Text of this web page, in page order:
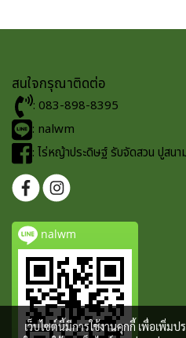
สนใจกรุณาติดต่อ
: 083-898-8395
: nalwm
: ไร่หญ้าประดิษฐ์ รับจัดสวน ปูสน
nalwm
เว็บไซต์นี้มีการใช้งานคุกกี้ เพื่อเพิ่